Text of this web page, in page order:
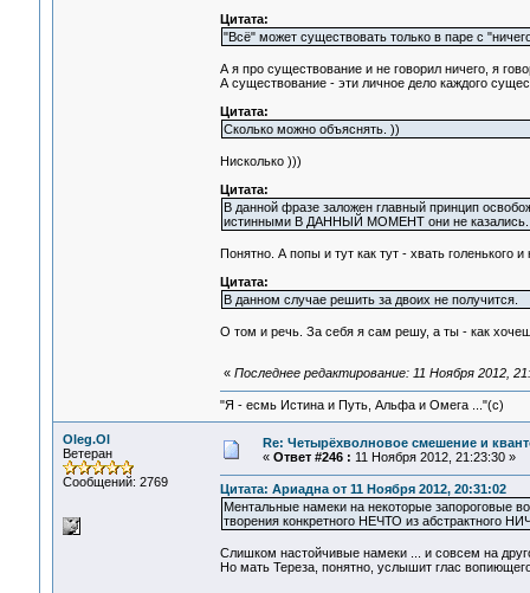
Цитата:
"Всё" может существовать только в паре с
А я про существование и не говорил ничего, я
А существование - эти личное дело каждого
Цитата:
Сколько можно объяснять. ))
Нисколько )))
Цитата:
В данной фразе заложен главный принцип
истинными В ДАННЫЙ МОМЕНТ они не казались.
Понятно. А попы и тут как тут - хвать голенького
Цитата:
В данном случае решить за двоих не получится.
О том и речь. За себя я сам решу, а ты - как
« Последнее редактирование: 11 Ноября 2012,
"Я - есмь Истина и Путь, Альфа и Омега ..."(с)
Oleg.Ol
Ветеран
Сообщений: 2769
Re: Четырёхволновое смешение и
« Ответ #246 : 11 Ноября 2012, 21:23:30 »
Цитата: Ариадна от 11 Ноября 2012, 20:31:02
Ментальные намеки на некоторые запороговые
творения конкретного НЕЧТО из абстрактного
Слишком настойчивые намеки ... и совсем на
Но мать Тереза, понятно, услышит глас